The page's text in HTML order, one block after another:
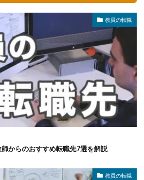
教員の転職
師からのおすすめ転職先7選を解説
教員の転職